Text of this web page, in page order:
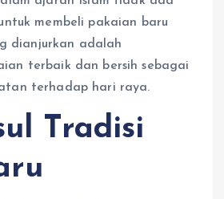
membeli pakaian baru
dianjurkan adalah
terbaik dan bersih sebagai
terhadap hari raya.
Tradisi